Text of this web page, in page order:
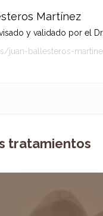
Martínez
y validado por el
juan-ballesteros-
tratamientos